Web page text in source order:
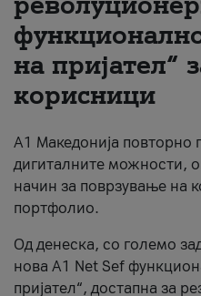
За нас
#ПодобарОнлајн
на пријател“
корисници
А1 Македонија повторно
дигиталните можности,
начин за поврзување на
портфолио.
Од денеска, со големо
нова A1 Net Sef
пријател“, достапна за